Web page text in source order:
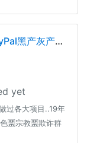
礼品卡 苹果亚马逊香草steam谷歌PayPal黑产灰产暴利
yet
过各大项目..19年
🈲️宗教🈲️欺诈群